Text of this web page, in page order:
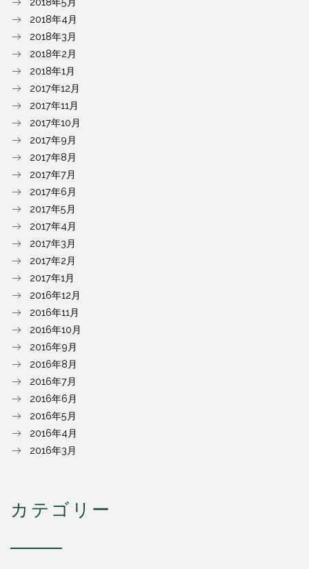
2018年4月
2018年3月
2018年2月
2018年1月
2017年12月
2017年11月
2017年10月
2017年9月
2017年8月
2017年7月
2017年6月
2017年5月
2017年4月
2017年3月
2017年2月
2017年1月
2016年12月
2016年11月
2016年10月
2016年9月
2016年8月
2016年7月
2016年6月
2016年5月
2016年4月
2016年3月
カテゴリー